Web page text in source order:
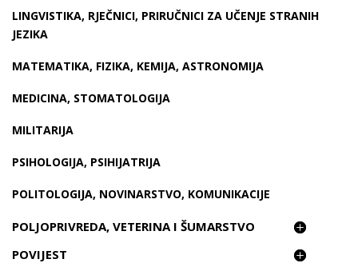
LINGVISTIKA, RJEČNICI, PRIRUČNICI ZA UČENJE STRANIH
JEZIKA
MATEMATIKA, FIZIKA, KEMIJA, ASTRONOMIJA
MEDICINA, STOMATOLOGIJA
MILITARIJA
PSIHOLOGIJA, PSIHIJATRIJA
POLITOLOGIJA, NOVINARSTVO, KOMUNIKACIJE
POLJOPRIVREDA, VETERINA I ŠUMARSTVO
POVIJEST